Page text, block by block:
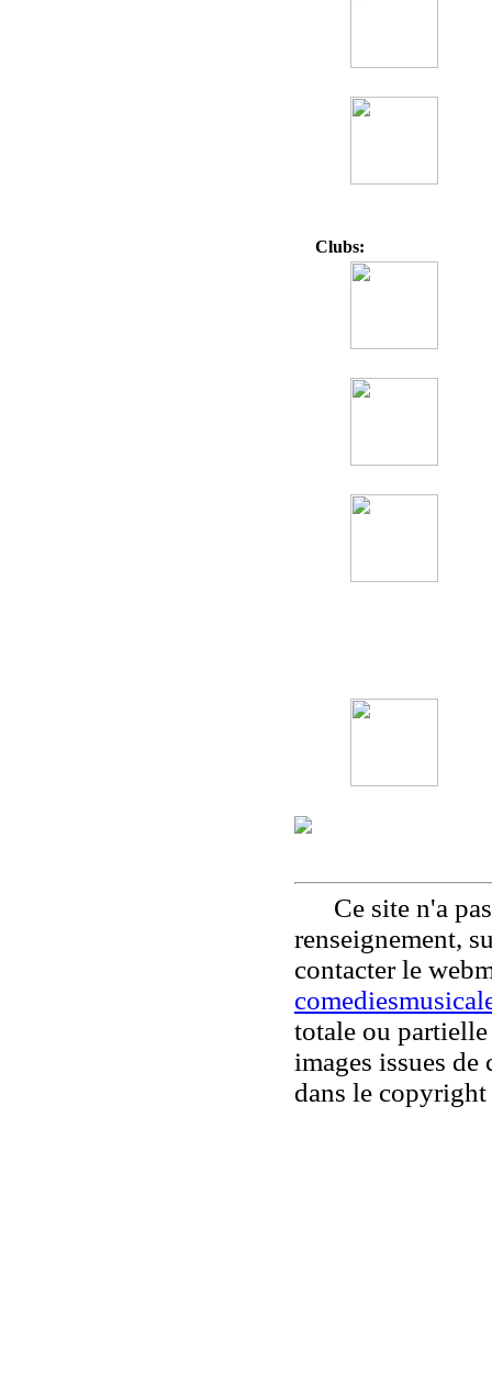
Clubs:
Ce site n'a pas
renseignement,
contacter le
totale ou partielle
images issues
dans le